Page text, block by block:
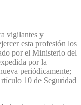
vigilantes y
esta profesión los
por el Ministerio del
por la
periódicamente;
10 de Seguridad